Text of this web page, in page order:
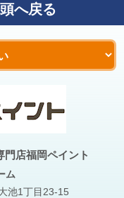
へ戻る
店福岡ペイント
ム
池1丁目23-15